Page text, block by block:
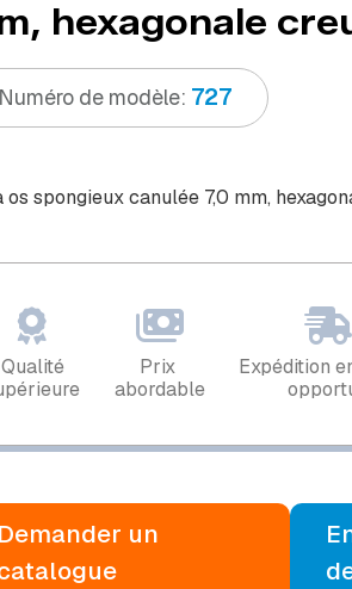
hexagonale
Numéro de modèle: 727
os spongieux canulée 7,0 mm,
Qualité
Prix ​​
abordable
Expédition
Demander un